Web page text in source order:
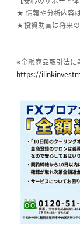
★ 情報や分析内容
★投資助言は将来
※金融商品取引法に
https://